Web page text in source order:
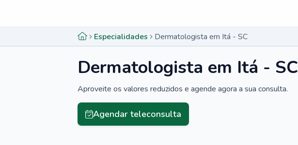
Especialidades Dermatologista em Itá - SC
Dermatologista em Itá - SC
Aproveite os valores reduzidos e agende agora a sua consulta.
Agendar teleconsulta